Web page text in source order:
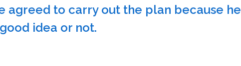
agreed to carry out the plan because he
good idea or not.